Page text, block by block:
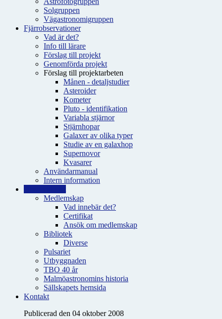
Solgruppen
Vägastronomigruppen
Fjärrobservationer
Vad är det?
Info till lärare
Förslag till projekt
Genomförda projekt
Förslag till projektarbeten
Månen - detaljstudier
Asteroider
Kometer
Pluto - identifikation
Variabla stjärnor
Stjärnhopar
Galaxer av olika typer
Studie av en galaxhop
Supernovor
Kvasarer
Användarmanual
Intern information
Medlemskap
Vad innebär det?
Certifikat
Ansök om medlemskap
Bibliotek
Diverse
Pulsariet
Utbyggnaden
TBO 40 år
Malmöastronomins historia
Sällskapets hemsida
Kontakt
Publicerad den 04 oktober 2008